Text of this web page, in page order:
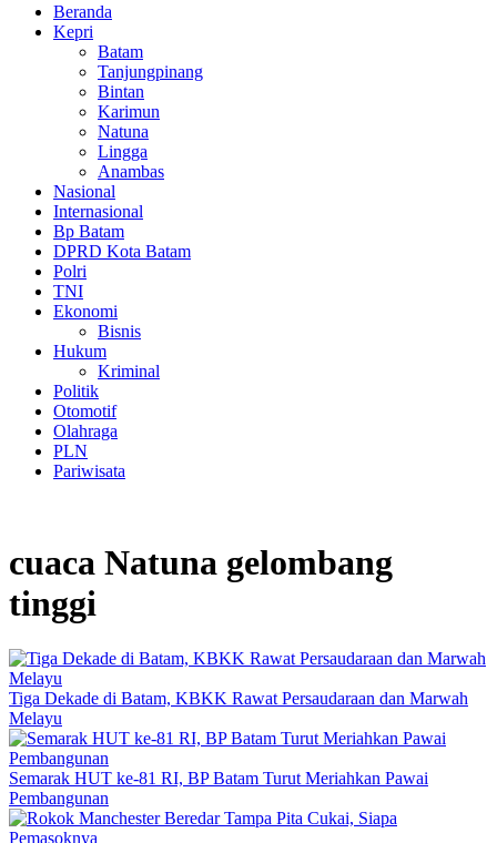
Beranda
Kepri
Batam
Tanjungpinang
Bintan
Karimun
Natuna
Lingga
Anambas
Nasional
Internasional
Bp Batam
DPRD Kota Batam
Polri
TNI
Ekonomi
Bisnis
Hukum
Kriminal
Politik
Otomotif
Olahraga
PLN
Pariwisata
cuaca Natuna gelombang
tinggi
Tiga Dekade di Batam, KBKK Rawat Persaudaraan dan Marwah
Melayu
Semarak HUT ke-81 RI, BP Batam Turut Meriahkan Pawai
Pembangunan